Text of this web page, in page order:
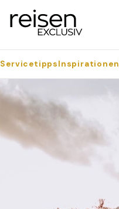
ServicetippsInspirationen